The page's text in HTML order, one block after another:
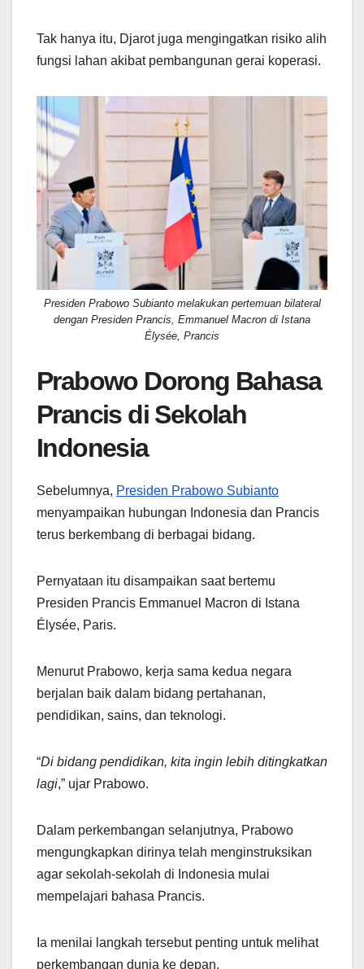
Tak hanya itu, Djarot juga mengingatkan risiko alih
fungsi lahan akibat pembangunan gerai koperasi.
Presiden Prabowo Subianto melakukan pertemuan bilateral
dengan Presiden Prancis, Emmanuel Macron di Istana
Élysée, Prancis
Prabowo Dorong Bahasa
Prancis di Sekolah
Indonesia
Sebelumnya, Presiden Prabowo Subianto
menyampaikan hubungan Indonesia dan Prancis
terus berkembang di berbagai bidang.
Pernyataan itu disampaikan saat bertemu
Presiden Prancis Emmanuel Macron di Istana
Élysée, Paris.
Menurut Prabowo, kerja sama kedua negara
berjalan baik dalam bidang pertahanan,
pendidikan, sains, dan teknologi.
“Di bidang pendidikan, kita ingin lebih ditingkatkan
lagi,” ujar Prabowo.
Dalam perkembangan selanjutnya, Prabowo
mengungkapkan dirinya telah menginstruksikan
agar sekolah-sekolah di Indonesia mulai
mempelajari bahasa Prancis.
Ia menilai langkah tersebut penting untuk melihat
perkembangan dunia ke depan.